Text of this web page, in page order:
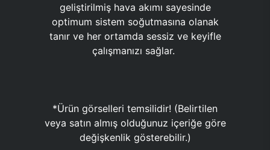
geliştirilmiş hava akımı sayesinde
optimum sistem soğutmasına olanak
tanır ve her ortamda sessiz ve keyifle
çalışmanızı sağlar.
*Ürün görselleri temsilidir! (Belirtilen
veya satın almış olduğunuz içeriğe göre
değişkenlik gösterebilir.)